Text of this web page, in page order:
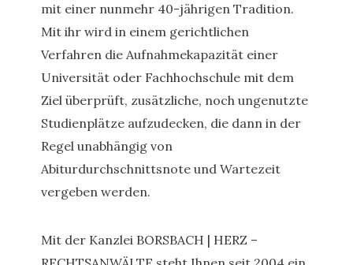
mit einer nunmehr 40-jährigen Tradition.
Mit ihr wird in einem gerichtlichen
Verfahren die Aufnahmekapazität einer
Universität oder Fachhochschule mit dem
Ziel überprüft, zusätzliche, noch ungenutzte
Studienplätze aufzudecken, die dann in der
Regel unabhängig von
Abiturdurchschnittsnote und Wartezeit
vergeben werden.
Mit der Kanzlei BORSBACH | HERZ –